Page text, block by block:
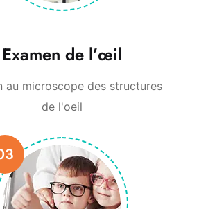
Examen de l’œil
au microscope des structures
de l'oeil